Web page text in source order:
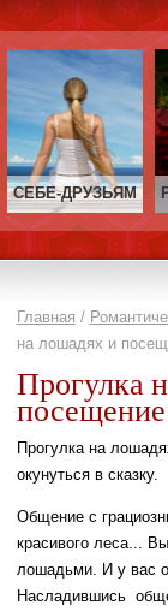
СЕБЕ‑ДРУЗЬЯМ
Главная /
на лошадях и
Прогулка
Прогулка на
окунуться в сказку.
Общение с
красивого леса...
лошадьми. И у вас
Насладившись